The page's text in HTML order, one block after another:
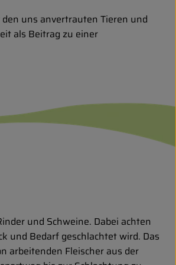
uns anvertrauten Tieren und
als Beitrag zu einer
und Schweine. Dabei achten
und Bedarf geschlachtet wird. Das
arbeitenden Fleischer aus der